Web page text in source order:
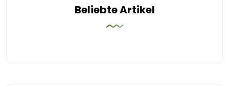
Beliebte Artikel